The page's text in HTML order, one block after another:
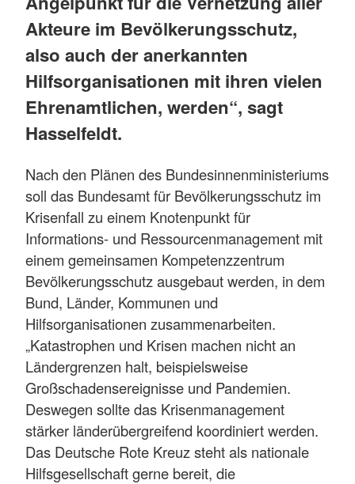
Akteure im Bevölkerungsschutz,
also auch der anerkannten
Hilfsorganisationen mit ihren vielen
Ehrenamtlichen, werden“, sagt
Hasselfeldt.
Nach den Plänen des Bundesinnenministeriums
soll das Bundesamt für Bevölkerungsschutz im
Krisenfall zu einem Knotenpunkt für
Informations- und Ressourcenmanagement mit
einem gemeinsamen Kompetenzzentrum
Bevölkerungsschutz ausgebaut werden, in dem
Bund, Länder, Kommunen und
Hilfsorganisationen zusammenarbeiten.
„Katastrophen und Krisen machen nicht an
Ländergrenzen halt, beispielsweise
Großschadensereignisse und Pandemien.
Deswegen sollte das Krisenmanagement
stärker länderübergreifend koordiniert werden.
Das Deutsche Rote Kreuz steht als nationale
Hilfsgesellschaft gerne bereit, die